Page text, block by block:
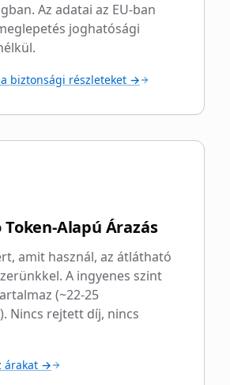
Az adatai az EU-ban
joghatósági
biztonsági részleteket →
Alapú Árazás
amit használ, az átlátható
A ingyenes szint
(~22-25
Nincs rejtett díj, nincs
árakat →